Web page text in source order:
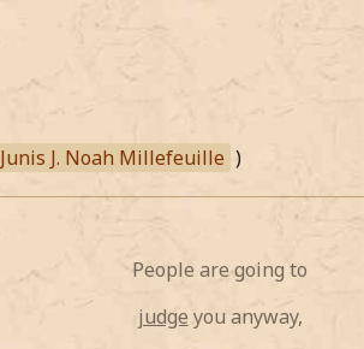
Junis J. Noah Millefeuille )
People are going to
judge you anyway,